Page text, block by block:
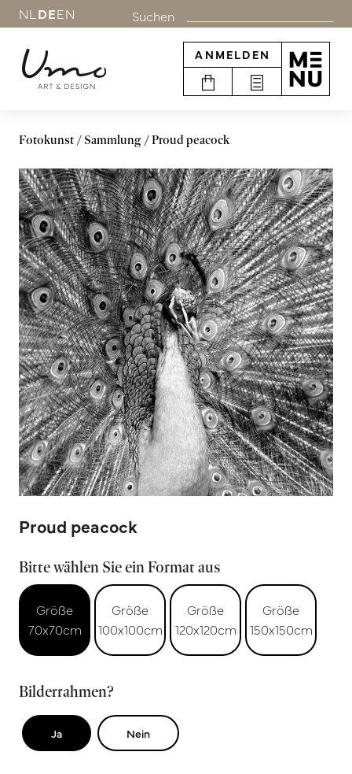
NL DEEN Suchen
ANMELDEN
Fotokunst Sammlung Proud peacock
Proud peacock
Bitte wählen Sie ein Format aus
Größe
70x70cm
Größe
100x100cm
Größe
120x120cm
Größe
150x150cm
Bilderrahmen?
Ja Nein